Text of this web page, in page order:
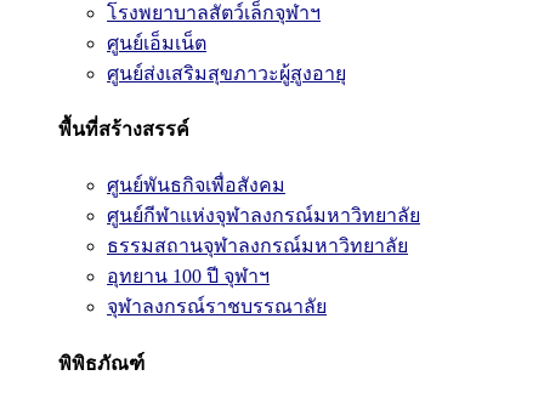
โรงพยาบาลสัตว์เล็กจุฬาฯ
ศูนย์เอ็มเน็ต
ศูนย์ส่งเสริมสุขภาวะผู้สูงอายุ
พื้นที่สร้างสรรค์
ศูนย์พันธกิจเพื่อสังคม
ศูนย์กีฬาแห่งจุฬาลงกรณ์มหาวิทยาลัย
ธรรมสถานจุฬาลงกรณ์มหาวิทยาลัย
อุทยาน 100 ปี จุฬาฯ
จุฬาลงกรณ์ราชบรรณาลัย
พิพิธภัณฑ์